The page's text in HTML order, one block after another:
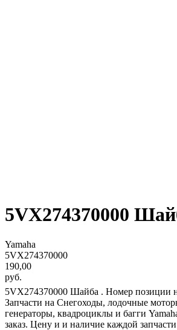
5VX274370000
Yamaha
5VX274370000
190,00
руб.
5VX274370000 Шайба . Номер позиции
Запчасти на Снегоходы, лодочные
генераторы, квадроциклы и багги
заказ. Цену и и наличие каждой